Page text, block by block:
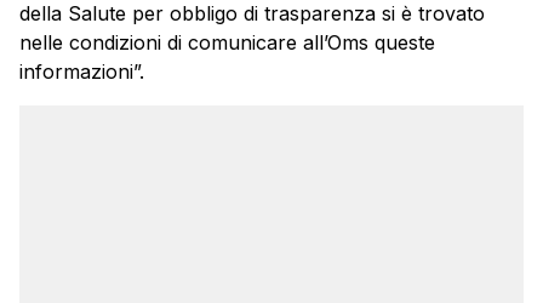
della Salute per obbligo di trasparenza si è trovato
nelle condizioni di comunicare all’Oms queste
informazioni”.